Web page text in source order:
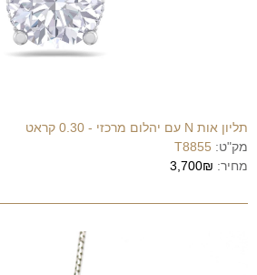
תליון אות N עם יהלום מרכזי - 0.30 קראט
מק"ט: T8855
מחיר: 3,700₪